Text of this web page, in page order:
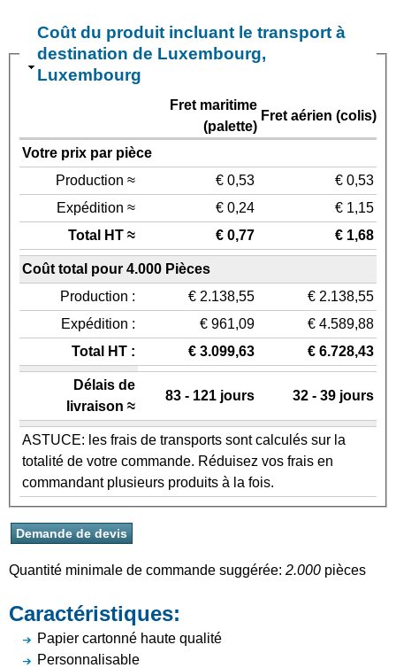
Coût du produit incluant le transport à
destination de Luxembourg,
Luxembourg
Fret maritime
(palette)
Fret aérien (colis)
Votre prix par pièce
Production ≈
€ 0,53
€ 0,53
Expédition ≈
€ 0,24
€ 1,15
Total HT ≈
€ 0,77 € 1,68
Coût total pour 4.000 Pièces
Production :
€ 2.138,55
€ 2.138,55
Expédition :
€ 961,09
€ 4.589,88
Total HT :
€ 3.099,63 € 6.728,43
Délais de
livraison ≈
83 - 121 jours 32 - 39 jours
ASTUCE: les frais de transports sont calculés sur la
totalité de votre commande. Réduisez vos frais en
commandant plusieurs produits à la fois.
Quantité minimale de commande suggérée: 2.000 pièces
Caractéristiques:
Papier cartonné haute qualité
Personnalisable